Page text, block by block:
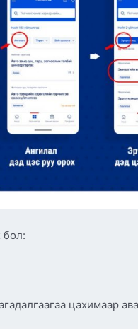
бол:
цахимаар